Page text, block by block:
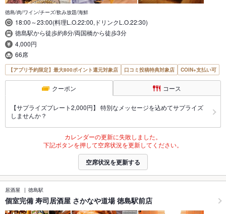
徳島/肉/ワイン/チーズ/飲み放題/海鮮
18:00～23:00(料理L.O.22:00,ドリンクL.O.22:30)
徳島駅から徒歩約8分/両国橋から徒歩3分
4,000円
66席
【アプリ予約限定】最大800ポイント還元対象店 口コミ投稿特典対象店 COIN+支払い可
クーポン コース
【サプライズプレート2,000円】 特別なメッセージを込めてサプライズ
しませんか？
カレンダーの更新に失敗しました。
下記ボタンを押して空席状況を更新してください。
空席状況を更新する
居酒屋 徳島駅
個室完備 寿司居酒屋 さかなや道場 徳島駅前店